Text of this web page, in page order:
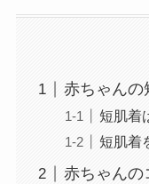
赤ちゃんの
短肌着
短肌着
赤ちゃんの